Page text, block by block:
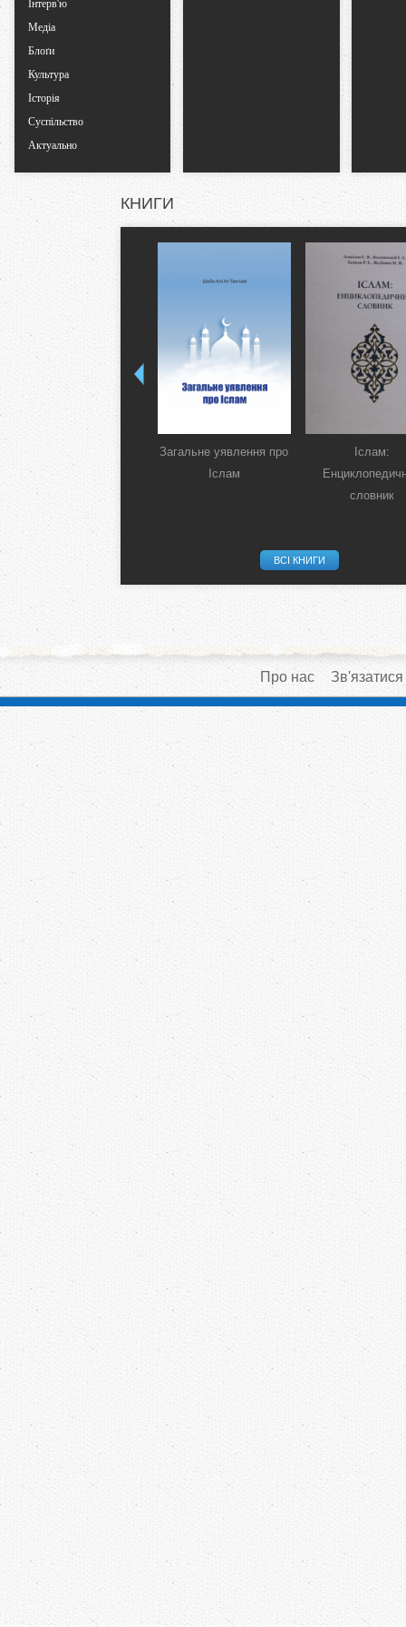
Інтерв'ю
Медіа
Блоґи
Культура
Історія
Суспільство
Актуально
КНИГИ
Загальне уявлення про
Іслам
Іслам:
словник
ВСІ КНИГИ
Про нас